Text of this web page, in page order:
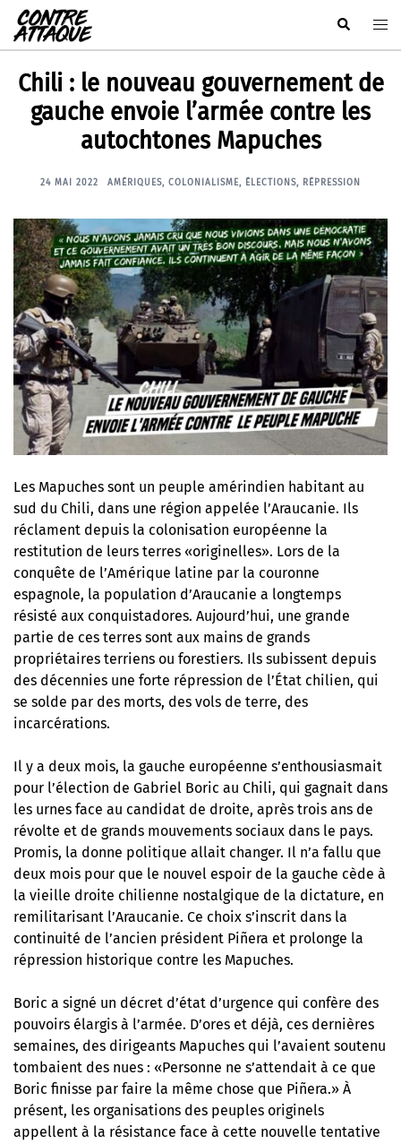
Aller
au
contenu
Rechercher
Chili : le nouveau gouvernement de
gauche envoie l’armée contre les
autochtones Mapuches
24 MAI 2022 AMÉRIQUES, COLONIALISME, ÉLECTIONS, RÉPRESSION
Les Mapuches sont un peuple amérindien habitant au
sud du Chili, dans une région appelée l’Araucanie. Ils
réclament depuis la colonisation européenne la
restitution de leurs terres «originelles». Lors de la
conquête de l’Amérique latine par la couronne
espagnole, la population d’Araucanie a longtemps
résisté aux conquistadores. Aujourd’hui, une grande
partie de ces terres sont aux mains de grands
propriétaires terriens ou forestiers. Ils subissent depuis
des décennies une forte répression de l’État chilien, qui
se solde par des morts, des vols de terre, des
incarcérations.
Il y a deux mois, la gauche européenne s’enthousiasmait
pour l’élection de Gabriel Boric au Chili, qui gagnait dans
les urnes face au candidat de droite, après trois ans de
révolte et de grands mouvements sociaux dans le pays.
Promis, la donne politique allait changer. Il n’a fallu que
deux mois pour que le nouvel espoir de la gauche cède à
la vieille droite chilienne nostalgique de la dictature, en
remilitarisant l’Araucanie. Ce choix s’inscrit dans la
continuité de l’ancien président Piñera et prolonge la
répression historique contre les Mapuches.
Boric a signé un décret d’état d’urgence qui confère des
pouvoirs élargis à l’armée. D’ores et déjà, ces dernières
semaines, des dirigeants Mapuches qui l’avaient soutenu
tombaient des nues : «Personne ne s’attendait à ce que
Boric finisse par faire la même chose que Piñera.» À
présent, les organisations des peuples originels
appellent à la résistance face à cette nouvelle tentative